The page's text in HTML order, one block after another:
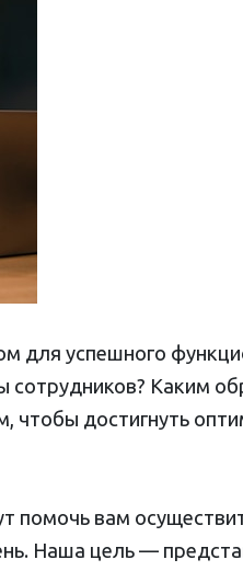
для успешного
сотрудников? Каким
чтобы достигнуть
помочь вам
Наша цель —